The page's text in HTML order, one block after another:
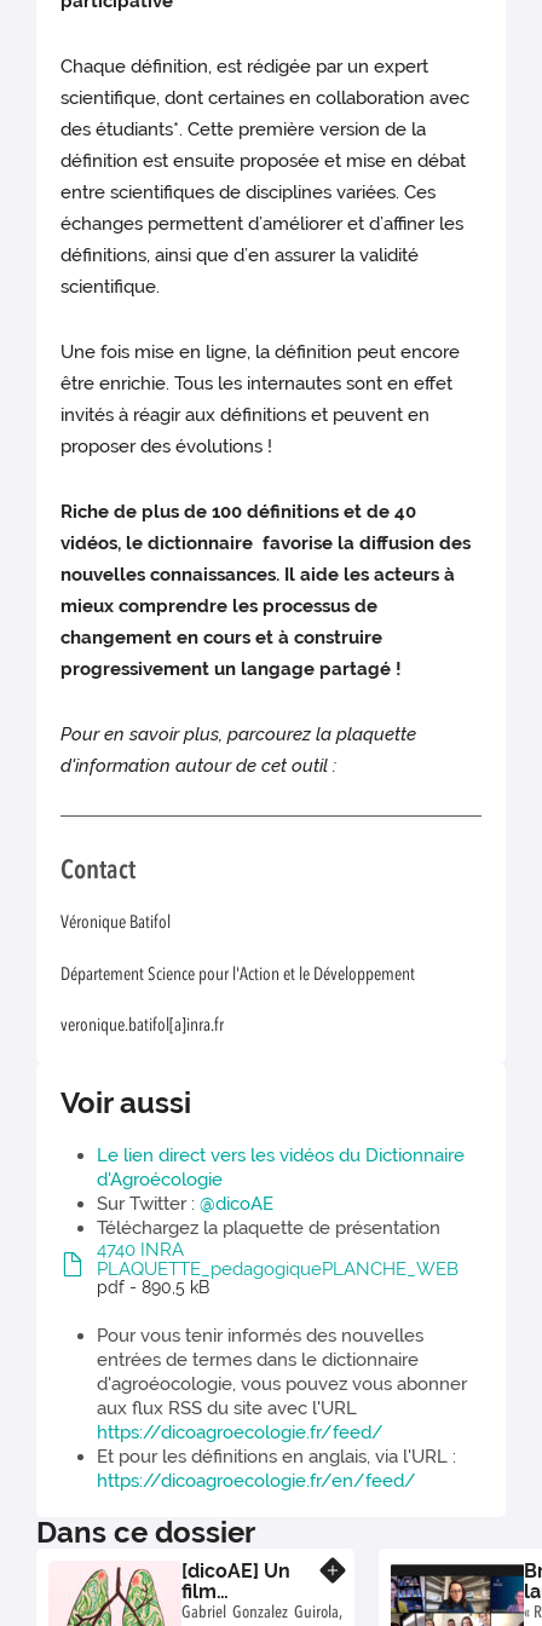
Chaque définition, est rédigée par un expert
scientifique, dont certaines en collaboration avec
des étudiants*. Cette première version de la
définition est ensuite proposée et mise en débat
entre scientifiques de disciplines variées. Ces
échanges permettent d’améliorer et d’affiner les
définitions, ainsi que d’en assurer la validité
scientifique.
Une fois mise en ligne, la définition peut encore
être enrichie. Tous les internautes sont en effet
invités à réagir aux définitions et peuvent en
proposer des évolutions !
Riche de plus de 100 définitions et de 40
vidéos, le dictionnaire favorise la diffusion des
nouvelles connaissances. Il aide les acteurs à
mieux comprendre les processus de
changement en cours et à construire
progressivement un langage partagé !
Pour en savoir plus, parcourez la plaquette
d'information autour de cet outil :
Contact
Véronique Batifol
Département Science pour l'Action et le Développement
veronique.batifol[a]inra.fr
Voir aussi
Le lien direct vers les vidéos du Dictionnaire
d'Agroécologie
Sur Twitter :@dicoAE
Téléchargez la plaquette de présentation
4740 INRA
PLAQUETTE_pedagogiquePLANCHE_WEB
pdf - 890,5 kB
Pour vous tenir informés des nouvelles
entrées de termes dans le dictionnaire
d'agroéocologie, vous pouvez vous abonner
aux flux RSS du site avec l'URL
https://dicoagroecologie.fr/feed/
Et pour les définitions en anglais, via l'URL :
https://dicoagroecologie.fr/en/feed/
Dans ce dossier
[dicoAE] Un
film
d’animation
Gabriel Gonzalez Guirola,
«